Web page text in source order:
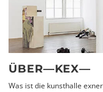
ÜBER—KEX—
Was ist die kunsthalle